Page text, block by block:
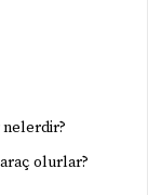
nelerdir?
olurlar?